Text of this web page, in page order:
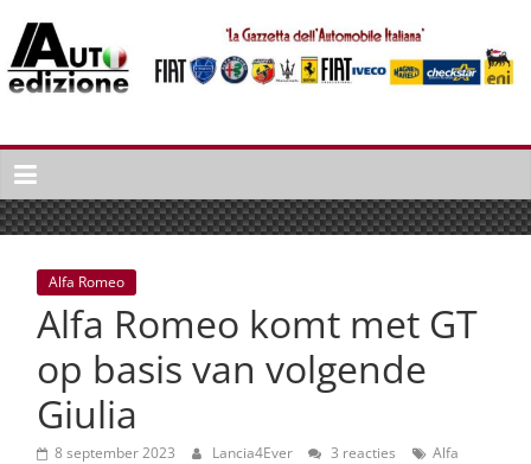
naar
inhoud
Auto
Edizione
La
Gazetta
dell'Automobile
Italiana
autonieuws
lifestyle
Alfa Romeo
Alfa Romeo komt met GT
op basis van volgende
Giulia
8 september 2023 Lancia4Ever 3 reacties
Alfa